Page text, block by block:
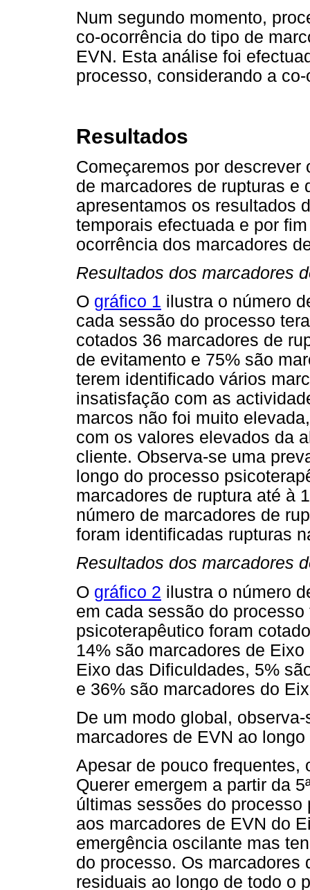
Num segundo momento,
co-ocorrência do tipo de
EVN. Esta análise foi
processo, considerando a
Resultados
Começaremos por
de marcadores de rupturas e
apresentamos os resultados
temporais efectuada e por
ocorrência dos marcadores
Resultados dos marcadores
O gráfico 1 ilustra o número
cada sessão do processo
cotados 36 marcadores de
de evitamento e 75% são
terem identificado vários
insatisfação com as
marcos não foi muito
com os valores elevados da
cliente. Observa-se uma
longo do processo
marcadores de ruptura até à
número de marcadores de
foram identificadas rupturas
Resultados dos marcadores
O gráfico 2 ilustra o número
em cada sessão do
psicoterapêutico foram
14% são marcadores de
Eixo das Dificuldades, 5%
e 36% são marcadores do
De um modo global,
marcadores de EVN ao
Apesar de pouco frequentes,
Querer emergem a partir da
últimas sessões do
aos marcadores de EVN do
emergência oscilante mas
do processo. Os
residuais ao longo de todo o